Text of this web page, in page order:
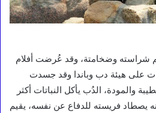
شراسته وضخامتة، وقد عُرضت أفلام
على هيئة دب وباندا وقد جسدت
والمودة، الدُب يأكل النباتات أكثر
يصطاد فريسته للدفاع عن نفسه، يقيم